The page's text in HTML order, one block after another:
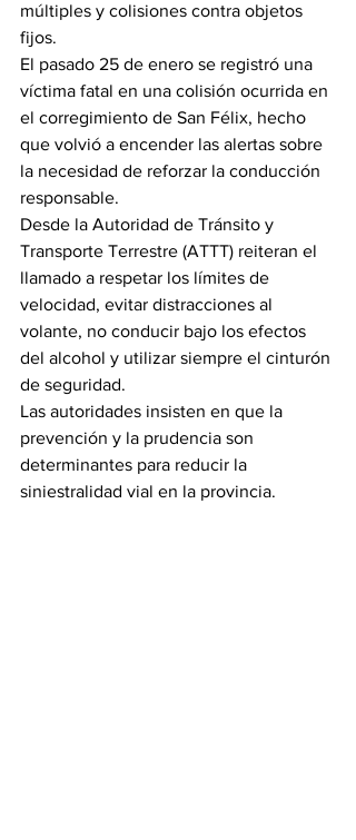
múltiples y colisiones contra objetos
fijos.
El pasado 25 de enero se registró una
víctima fatal en una colisión ocurrida en
el corregimiento de San Félix, hecho
que volvió a encender las alertas sobre
la necesidad de reforzar la conducción
responsable.
Desde la Autoridad de Tránsito y
Transporte Terrestre (ATTT) reiteran el
llamado a respetar los límites de
velocidad, evitar distracciones al
volante, no conducir bajo los efectos
del alcohol y utilizar siempre el cinturón
de seguridad.
Las autoridades insisten en que la
prevención y la prudencia son
determinantes para reducir la
siniestralidad vial en la provincia.